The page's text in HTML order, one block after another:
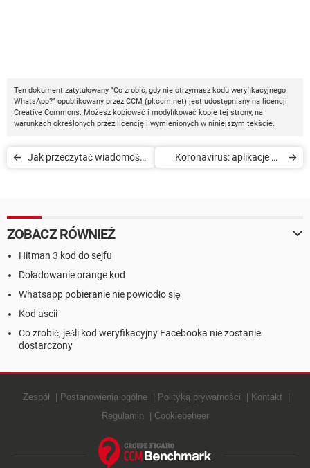
Ten dokument zatytułowany "Co zrobić, gdy nie otrzymasz kodu weryfikacyjnego
WhatsApp?" opublikowany przez CCM (pl.ccm.net) jest udostępniany na licencji
Creative Commons. Możesz kopiować i modyfikować kopie tej strony, na
warunkach określonych przez licencję i wymienionych w niniejszym tekście.
Jak przeczytać wiadomość,
Koronavirus: aplikacje do
ZOBACZ RÓWNIEŻ
Hitman 3 kod do sejfu
Doładowanie orange kod
Whatsapp pobieranie nie powiodło się
Kod ascii
Co zrobić, jeśli kod weryfikacyjny Facebooka nie zostanie
dostarczony
Zespół Postanowienia ogólne Polityką prywatności
Kontakt
Regulamin
Cookiebeheer